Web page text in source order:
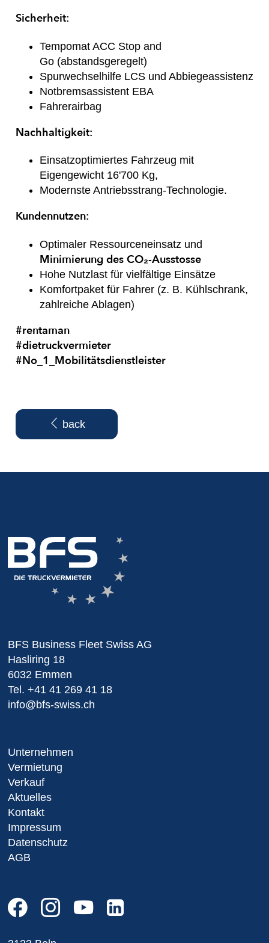
Sicherheit:
Tempomat ACC Stop and
Go (abstandsgeregelt)
Spurwechselhilfe LCS und Abbiegeassistenz
Notbremsassistent EBA
Fahrerairbag
Nachhaltigkeit:
Einsatzoptimiertes Fahrzeug mit
Eigengewicht 16'700 Kg,
Modernste Antriebsstrang-Technologie.
Kundennutzen:
Optimaler Ressourceneinsatz und
Minimierung des CO₂-Ausstosse
Hohe Nutzlast für vielfältige Einsätze
Komfortpaket für Fahrer (z. B. Kühlschrank,
zahlreiche Ablagen)
#rentaman
#dietruckvermieter
#No_1_Mobilitätsdienstleister
back
BFS Business Fleet Swiss AG
Hasliring 18
6032 Emmen
Tel. +41 41 269 41 18
info@bfs-swiss.ch
Unternehmen
Vermietung
Verkauf
Aktuelles
Kontakt
Impressum
Datenschutz
AGB